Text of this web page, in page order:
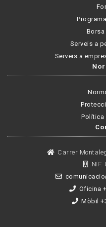
Borsa
Serveis a
Serveis a
Política
Carrer
NIF.
Oficina
Mòbil